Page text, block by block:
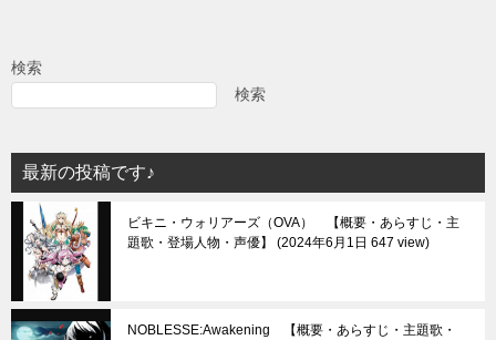
検索
検索
最新の投稿です♪
ビキニ・ウォリアーズ（OVA） 【概要・あらすじ・主
題歌・登場人物・声優】
2024年6月1日 647 view
NOBLESSE:Awakening 【概要・あらすじ・主題歌・